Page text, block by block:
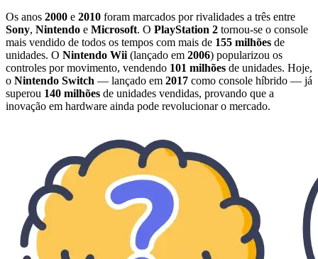
Os anos 2000 e 2010 foram marcados por rivalidades a três entre
Sony, Nintendo e Microsoft. O PlayStation 2 tornou-se o console
mais vendido de todos os tempos com mais de 155 milhões de
unidades. O Nintendo Wii (lançado em 2006) popularizou os
controles por movimento, vendendo 101 milhões de unidades. Hoje,
o Nintendo Switch — lançado em 2017 como console híbrido — já
superou 140 milhões de unidades vendidas, provando que a
inovação em hardware ainda pode revolucionar o mercado.